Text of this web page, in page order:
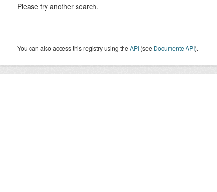
Please try another search.
You can also access this registry using theAPI (see Documente API).